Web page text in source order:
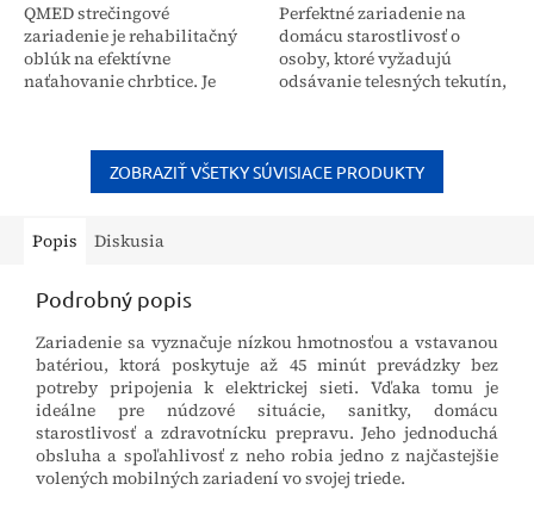
QMED strečingové
zariadenie je rehabilitačný
oblúk na efektívne
naťahovanie chrbtice. Je
životným štýlom, na
zmiernenie...
Perfektné zariadenie na
domácu starostlivosť o
osoby, ktoré vyžadujú
odsávanie telesných tekutín,
Značka Yuwell je
svetoznámy...
ZOBRAZIŤ VŠETKY SÚVISIACE PRODUKTY
Popis Diskusia
Podrobný popis
Zariadenie sa vyznačuje nízkou hmotnosťou a vstavanou
batériou, ktorá poskytuje až 45 minút prevádzky bez
potreby pripojenia k elektrickej sieti. Vďaka tomu je
ideálne pre núdzové situácie, sanitky, domácu
starostlivosť a zdravotnícku prepravu. Jeho jednoduchá
obsluha a spoľahlivosť z neho robia jedno z najčastejšie
volených mobilných zariadení vo svojej triede.